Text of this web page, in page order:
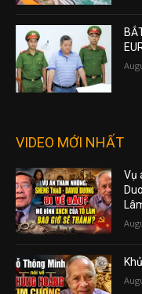
VIDEO MỚI NHẤT
Vụ